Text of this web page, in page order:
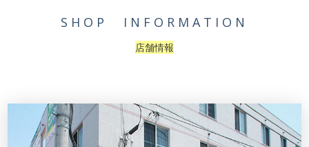
SHOP INFORMATION
店舗情報